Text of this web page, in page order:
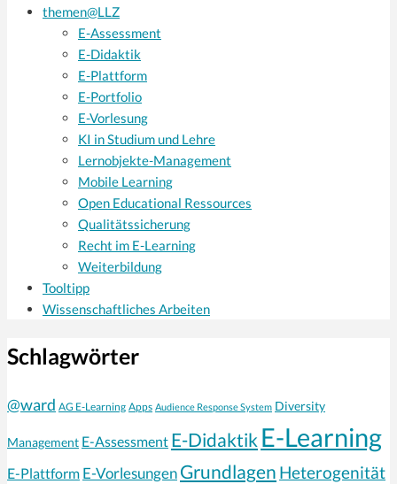
themen@LLZ
E-Assessment
E-Didaktik
E-Plattform
E-Portfolio
E-Vorlesung
KI in Studium und Lehre
Lernobjekte-Management
Mobile Learning
Open Educational Ressources
Qualitätssicherung
Recht im E-Learning
Weiterbildung
Tooltipp
Wissenschaftliches Arbeiten
Schlagwörter
@ward AG E-Learning Apps Audience Response System Diversity
Management E-Assessment E-Didaktik E-Learning
E-Plattform E-Vorlesungen Grundlagen Heterogenität